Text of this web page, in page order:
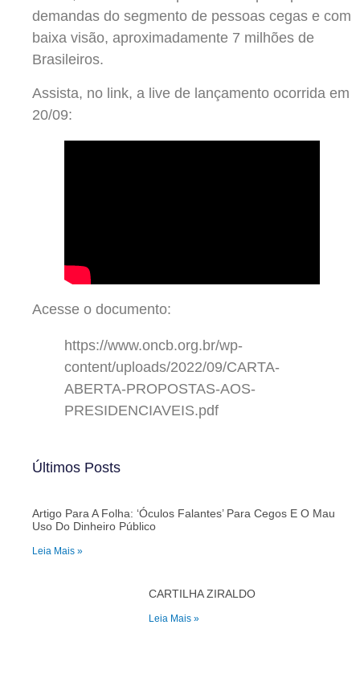
demandas do segmento de pessoas cegas e com
baixa visão, aproximadamente 7 milhões de
Brasileiros.
Assista, no link, a live de lançamento ocorrida em
20/09:
Acesse o documento:
https://www.oncb.org.br/wp-
content/uploads/2022/09/CARTA-
ABERTA-PROPOSTAS-AOS-
PRESIDENCIAVEIS.pdf
Últimos Posts
Artigo Para A Folha: ‘Óculos Falantes’ Para Cegos E O Mau
Uso Do Dinheiro Público
Leia Mais »
CARTILHA ZIRALDO
Leia Mais »